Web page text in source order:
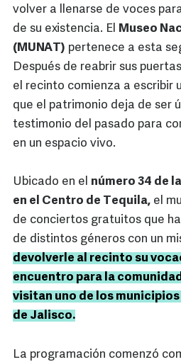
volver a llenarse de voces
de su existencia. El Museo
(MUNAT) pertenece a esta
Después de reabrir sus
el recinto comienza a escribir
que el patrimonio deja de ser
testimonio del pasado para
en un espacio vivo.
Ubicado en el número 34 de
en el Centro de Tequila, el
de conciertos gratuitos que
de distintos géneros con un
devolverle al recinto su
encuentro para la
visitan uno de los
de Jalisco.
La programación comenzó